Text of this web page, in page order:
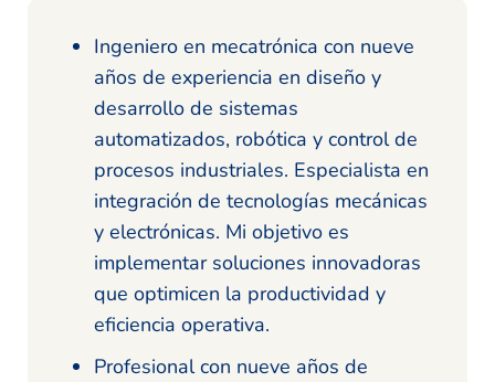
Ingeniero en mecatrónica con nueve
años de experiencia en diseño y
desarrollo de sistemas
automatizados, robótica y control de
procesos industriales. Especialista en
integración de tecnologías mecánicas
y electrónicas. Mi objetivo es
implementar soluciones innovadoras
que optimicen la productividad y
eficiencia operativa.
Profesional con nueve años de